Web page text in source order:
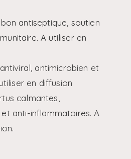
antiseptique, soutien
A utiliser en
antimicrobien et
en diffusion
calmantes,
anti-inflammatoires. A